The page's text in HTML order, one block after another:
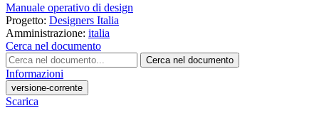
Manuale operativo di design
Progetto: Designers Italia
Amministrazione: italia
Cerca nel documento
Cerca nel documento
Informazioni
versione-corrente
Scarica